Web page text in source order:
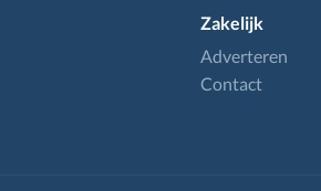
Zakelijk
Adverteren
Contact